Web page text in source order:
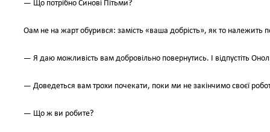
— Що потрібно Синові Пітьми?
Оам не на жарт обурився: замість «ваша добрість», як то
— Я даю можливість вам добровільно повернутись. І відпустіть
— Доведеться вам трохи почекати, поки ми не закінчимо своєї
— Що ж ви робите?